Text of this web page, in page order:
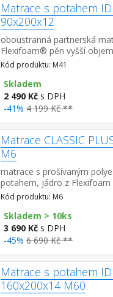
Matrace s potahem
90x200x12
oboustranná partnerská
Flexifoam® pěn vyšší
pro stabilitu, nosnost a
životnost měkčí strana
Kód produktu: M41
Skladem
2 490 Kč s DPH
-41% 4 199 Kč **
Matrace CLASSIC
M6
matrace s prošívaným
potahem, jádro z Flexifoam
všechny typy roštů potah
pratelný do 40 °C d...
Kód produktu: M6
Skladem > 10ks
3 690 Kč s DPH
-45% 6 690 Kč **
Matrace s potahem
160x200x14 M60